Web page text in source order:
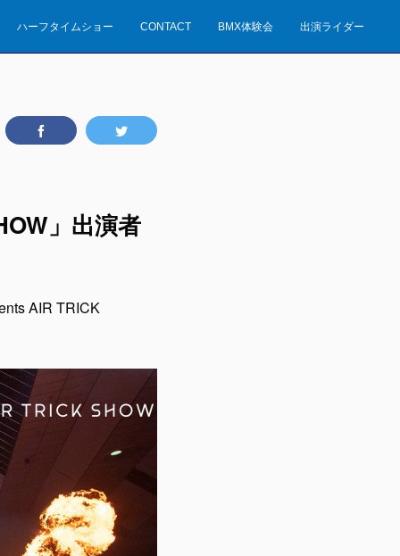
ハーフタイムショー CONTACT BMX体験会 出演ライダー
」出演者
AIR TRICK